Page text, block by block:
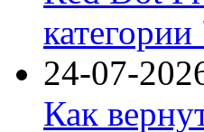
24-07-
Как